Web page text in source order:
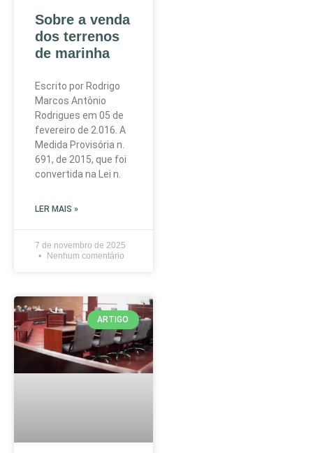
Sobre a venda
dos terrenos
de marinha
Escrito por Rodrigo
Marcos Antônio
Rodrigues em 05 de
fevereiro de 2.016. A
Medida Provisória n.
691, de 2015, que foi
convertida na Lei n.
LER MAIS »
7 de novembro de 2025
Nenhum comentário
ARTIGO